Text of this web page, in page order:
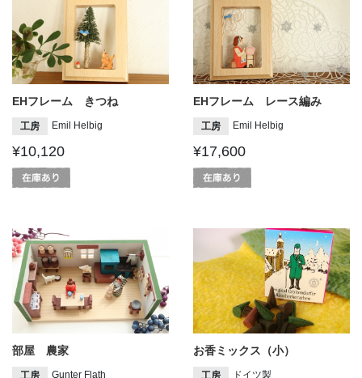
EHフレーム きつね
工房 Emil Helbig
¥10,120
EHフレーム レース編み
工房 Emil Helbig
¥17,600
部屋 農家
工房 Gunter Flath
お香ミックス（小）
工房 ドイツ製